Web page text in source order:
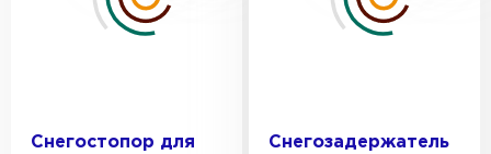
Снегостопор для
Снегозадержатель